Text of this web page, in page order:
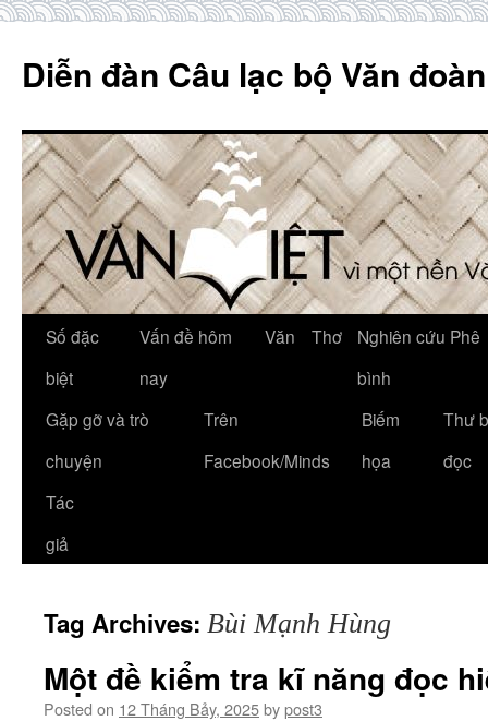
content
Diễn đàn Câu lạc bộ Văn
Số đặc
biệt
Vấn đề hôm
nay
Văn Thơ
Nghiên cứu Phê
bình
Gặp gỡ và trò
chuyện
Trên
Facebook/Minds
Biếm
họa
Thư
đọc
Tác
giả
Tag Archives: Bùi Mạnh Hùng
Một đề kiểm tra kĩ năng đọc
Posted on 12 Tháng Bảy, 2025bypost3